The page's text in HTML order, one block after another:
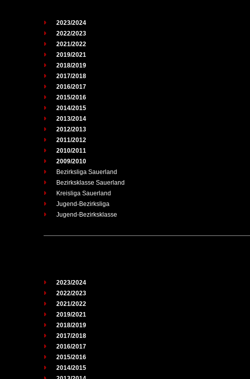
2023/2024
2022/2023
2021/2022
2019/2021
2018/2019
2017/2018
2016/2017
2015/2016
2014/2015
2013/2014
2012/2013
2011/2012
2010/2011
2009/2010
Bezirksliga Sauerland
Bezirksklasse Sauerland
Kreisliga Sauerland
Jugend-Bezirksliga
Jugend-Bezirksklasse
2023/2024
2022/2023
2021/2022
2019/2021
2018/2019
2017/2018
2016/2017
2015/2016
2014/2015